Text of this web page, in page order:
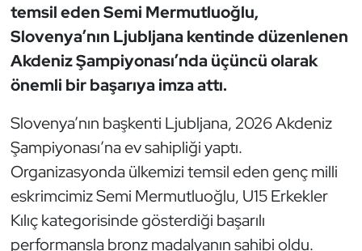
temsil eden Semi Mermutluoğlu,
Slovenya’nın Ljubljana kentinde düzenlenen
Akdeniz Şampiyonası’nda üçüncü olarak
önemli bir başarıya imza attı.
Slovenya’nın başkenti Ljubljana, 2026 Akdeniz
Şampiyonası’na ev sahipliği yaptı.
Organizasyonda ülkemizi temsil eden genç milli
eskrimcimiz Semi Mermutluoğlu, U15 Erkekler
Kılıç kategorisinde gösterdiği başarılı
performansla bronz madalyanın sahibi oldu.
Futbol
Futsal
Golf
Güreş
Halter